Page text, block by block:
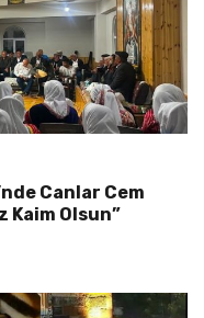
Canlar Cem
Kaim Olsun”